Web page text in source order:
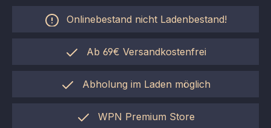
Zum Hauptinhalt springen
Onlinebestand nicht Ladenbestand!
Ab 69€ Versandkostenfrei
Abholung im Laden möglich
einfach per "Click&Collect"
WPN Premium Store